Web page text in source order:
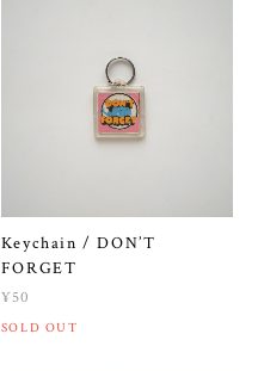
Keychain / DON’T
FORGET
¥50
SOLD OUT